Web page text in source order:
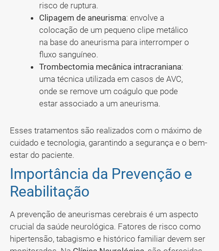
risco de ruptura.
Clipagem de aneurisma: envolve a
colocação de um pequeno clipe metálico
na base do aneurisma para interromper o
fluxo sanguíneo.
Trombectomia mecânica intracraniana:
uma técnica utilizada em casos de AVC,
onde se remove um coágulo que pode
estar associado a um aneurisma.
Esses tratamentos são realizados com o máximo de
cuidado e tecnologia, garantindo a segurança e o bem-
estar do paciente.
Importância da Prevenção e
Reabilitação
A prevenção de aneurismas cerebrais é um aspecto
crucial da saúde neurológica. Fatores de risco como
hipertensão, tabagismo e histórico familiar devem ser